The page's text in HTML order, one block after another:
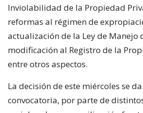
Inviolabilidad de la Propiedad
reformas al régimen de
actualización de la Ley de Manejo
modificación al Registro de la
entre otros aspectos.
La decisión de este miércoles se
convocatoria, por parte de